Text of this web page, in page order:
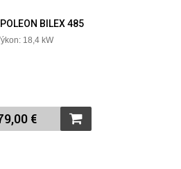
BILEX 485
18,4 kW
€